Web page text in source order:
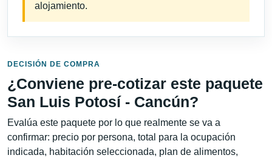
alojamiento.
DECISIÓN DE COMPRA
¿Conviene pre-cotizar este paquete
San Luis Potosí - Cancún?
Evalúa este paquete por lo que realmente se va a
confirmar: precio por persona, total para la ocupación
indicada, habitación seleccionada, plan de alimentos,